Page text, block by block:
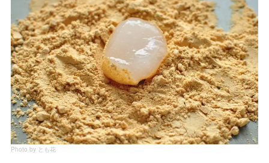
Photo by とも花